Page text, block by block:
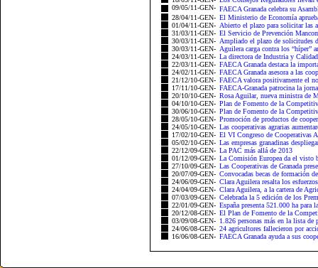
09/05/11-GEN- FAECA Granada celebra su
28/04/11-GEN- El Ministerio de Economía
01/04/11-GEN- Abierto el plazo para solicitar las
31/03/11-GEN- El Servicio de Prevención
30/03/11-GEN- Ampliado el plazo de solicitudes
30/03/11-GEN- Aguilera carga contra los “híper”
24/03/11-GEN- La directora de Industria y
22/03/11-GEN- FAECA Granada destaca la
24/02/11-GEN- FAECA Granada asesora a las
21/12/10-GEN- FAECA valora positivamente el
17/11/10-GEN- FAECA-Granada patrocina la
20/10/10-GEN- Rosa Aguilar, nueva ministra de
04/10/10-GEN- Plan de Fomento de la
30/06/10-GEN- Plan de Fomento de la
28/05/10-GEN- Promoción de productos de
24/05/10-GEN- Las cooperativas agrarias
17/02/10-GEN- El VI Congreso de Cooperativas
05/02/10-GEN- Las empresas granadinas
22/12/09-GEN- La PAC más allá de 2013
01/12/09-GEN- La Comisión Europea da el visto
27/10/09-GEN- Las Cooperativas de Granada
20/07/09-GEN- Convocadas becas de formación
24/06/09-GEN- Clara Aguilera resalta los
24/04/09-GEN- Clara Aguilera, a la cartera de
07/03/09-GEN- Celebrada la 5 edición de los
22/01/09-GEN- España presenta 521.000 ha
20/12/08-GEN- El Plan de Fomento de la
03/09/08-GEN- 1.826 personas más en la lista de
24/06/08-GEN- 24 agricultores fallecieron por
16/06/08-GEN- FAECA Granada ayuda a sus